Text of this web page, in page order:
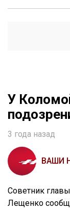
У
3 года назад
ВАШИ
Советник
Лещенко